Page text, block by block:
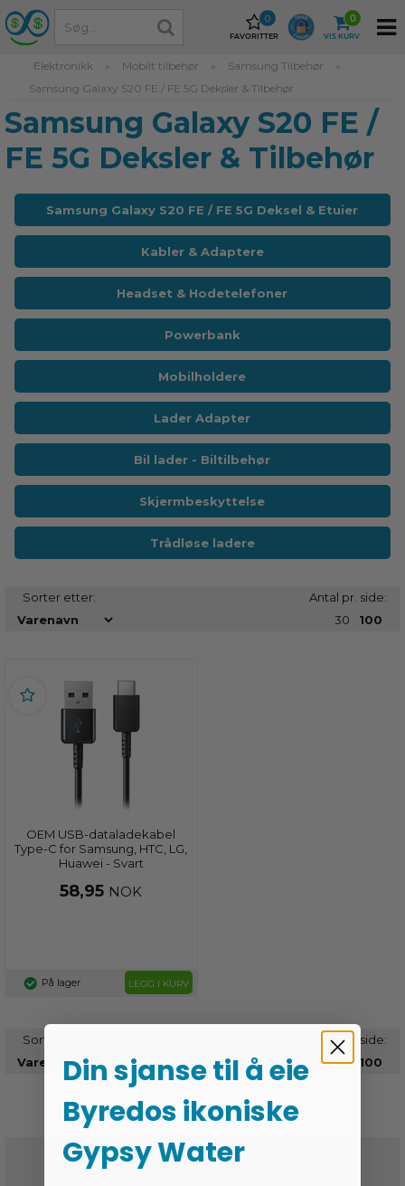
FAVORITTER
0
VIS KURV
0
Elektronikk » Mobilt tilbehør » Samsung Tilbehør
»
Samsung Galaxy S20 FE / FE 5G Deksler & Tilbehør
Samsung Galaxy S20 FE /
FE 5G Deksler & Tilbehør
Samsung Galaxy S20 FE / FE 5G Deksel & Etuier
Kabler & Adaptere
Headset & Hodetelefoner
Powerbank
Mobilholdere
Lader Adapter
Bil lader - Biltilbehør
Skjermbeskyttelse
Trådløse ladere
Sorter etter:
Antal pr. side:
30
100
OEM USB-dataladekabel
Type-C for Samsung, HTC, LG,
Huawei - Svart
58,95 NOK
På lager LEGG I KURV
Sorter etter:
Antal pr. side:
30
100
ingen toll og avgifter
Din sjanse til å eie
Byredos ikoniske
Gypsy Water